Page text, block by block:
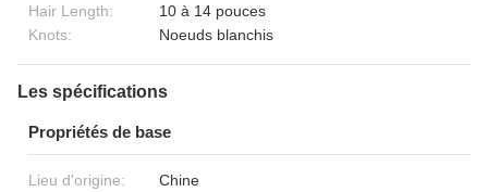
Hair Length:
10 à 14 pouces
Knots:
Noeuds blanchis
Les spécifications
Propriétés de base
Lieu d'origine:
Chine